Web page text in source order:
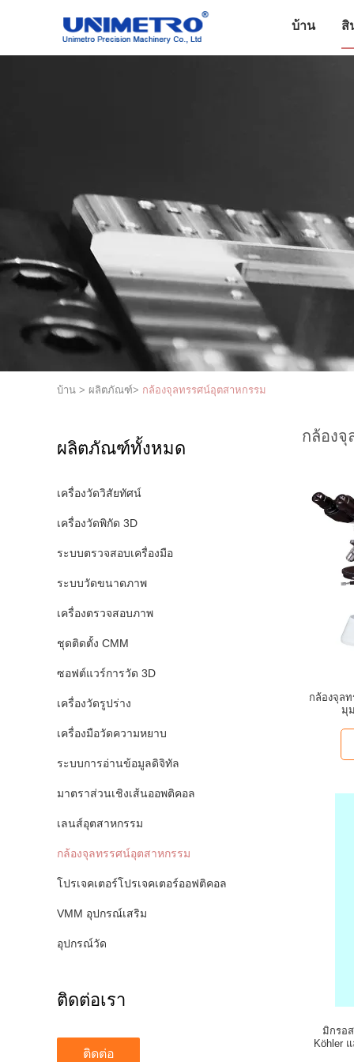
บ้าน สิ
บ้าน > ผลิตภัณฑ์> กล้องจุลทรรศน์อุตสาหกรรม
ผลิตภัณฑ์ทั้งหมด
เครื่องวัดวิสัยทัศน์
เครื่องวัดพิกัด 3D
ระบบตรวจสอบเครื่องมือ
ระบบวัดขนาดภาพ
เครื่องตรวจสอบภาพ
ชุดติดตั้ง CMM
ซอฟต์แวร์การวัด 3D
เครื่องวัดรูปร่าง
เครื่องมือวัดความหยาบ
ระบบการอ่านข้อมูลดิจิทัล
มาตราส่วนเชิงเส้นออพติคอล
เลนส์อุตสาหกรรม
กล้องจุลทรรศน์อุตสาหกรรม
โปรเจคเตอร์โปรเจคเตอร์ออฟติคอล
VMM อุปกรณ์เสริม
อุปกรณ์วัด
ติดต่อเรา
ติดต่อ
กล้องจุ
กล้องจุล
มุ
มิกรอ
Köhler